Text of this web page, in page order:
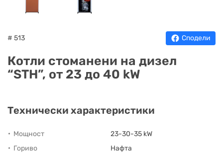
# 513 Сподели
Котли стоманени на дизел
“STH”, от 23 до 40 kW
Технически характеристики
Мощност
23-30-35 kW
Гориво
Нафта